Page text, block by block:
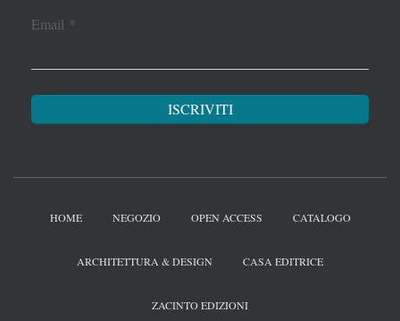
Email *
HOME NEGOZIO OPEN ACCESS CATALOGO
ARCHITETTURA & DESIGN CASA EDITRICE
ZACINTO EDIZIONI